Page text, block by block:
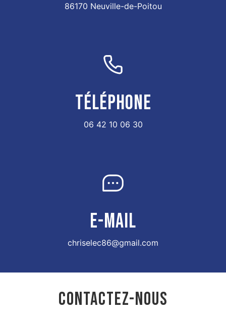
86170 Neuville-de-Poitou
TÉLÉPHONE
06 42 10 06 30
E-MAIL
chriselec86@gmail.com
CONTACTEZ-NOUS